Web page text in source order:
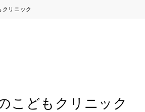
リニック
こどもクリニック